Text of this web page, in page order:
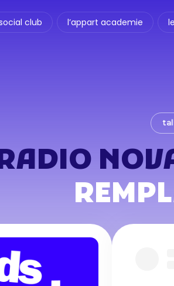
club l’appart academie